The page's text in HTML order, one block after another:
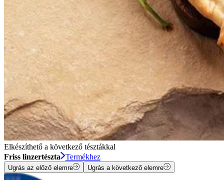
Elkészíthető a következő tésztákkal
Friss linzertészta
Termékhez
Ugrás az előző elemre Ugrás a következő elemre